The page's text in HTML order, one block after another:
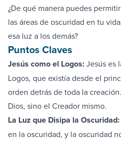
¿De qué manera puedes
las áreas de oscuridad en tu
esa luz a los demás?
Puntos Claves
Jesús como el Logos:Jesús es
Logos, que existía desde el
orden detrás de toda la
Dios, sino el Creador mismo.
La Luz que Disipa la Oscuridad:
en la oscuridad, y la oscuridad